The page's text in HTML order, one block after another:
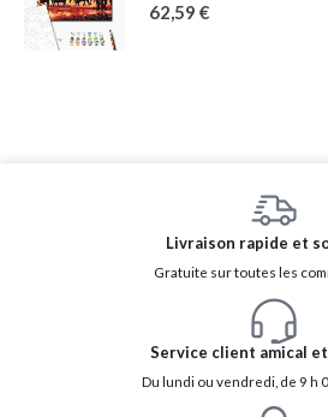
62,59 €
Livraison rapide et
Gratuite sur toutes les
Service client amical
Du lundi ou vendredi, de 9 h